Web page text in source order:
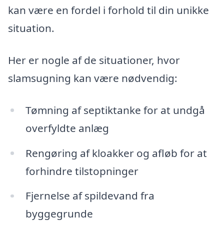
kan være en fordel i forhold til din unikke
situation.
Her er nogle af de situationer, hvor
slamsugning kan være nødvendig:
Tømning af septiktanke for at undgå
overfyldte anlæg
Rengøring af kloakker og afløb for at
forhindre tilstopninger
Fjernelse af spildevand fra
byggegrunde